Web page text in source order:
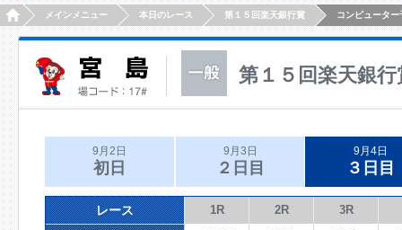
HOMEメインメニュー 本日のレース 第１５回楽天銀行賞 コンピューター
第１５回楽天銀行
9月2日
初日
9月3日
２日目
9月4日
３日目
レース 1R 2R 3R